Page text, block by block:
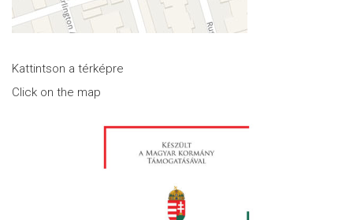
Kattintson a térképre
Click on the map